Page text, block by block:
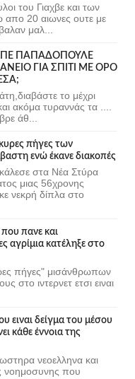
του Γιαχβε και των
20 αιωνες ουτε με
μαλ...
ΠΑΠΑΔΟΠΟΥΛΕ
ΓΙΑ ΣΠΙΤΙ ΜΕ ΟΡΟ
το μέχρι
ακόμα τυραννάς τα ....
άθ...
πήγες των
ενώ έκανε διακοπές
στα Νέα Στύρα
μιας 56χρονης
νεκρή δίπλα στο
πανε και
αγρίμια κατέληξε στο
πήγες" μισάνθρωπων
στο ιντερνετ ετσι ειναι
ειναι δείγμα του μέσου
κάθε έννοια της
νεοελληνα και
νοημοσυνης που